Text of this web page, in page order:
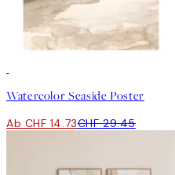
Watercolor Seaside Poster
Ab CHF 14.73CHF 29.45